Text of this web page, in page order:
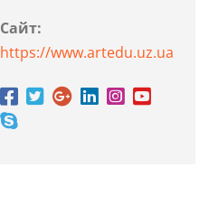
Сайт:
https://www.artedu.uz.ua